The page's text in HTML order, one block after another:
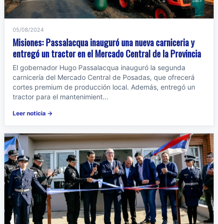
05/08/2024
Misiones: Passalacqua inauguró una nueva carniceria y
entregó un tractor en el Mercado Central de la Provincia
El gobernador Hugo Passalacqua inauguró la segunda
carnicería del Mercado Central de Posadas, que ofrecerá
cortes premium de producción local. Además, entregó un
tractor para el mantenimient...
Leer noticia →